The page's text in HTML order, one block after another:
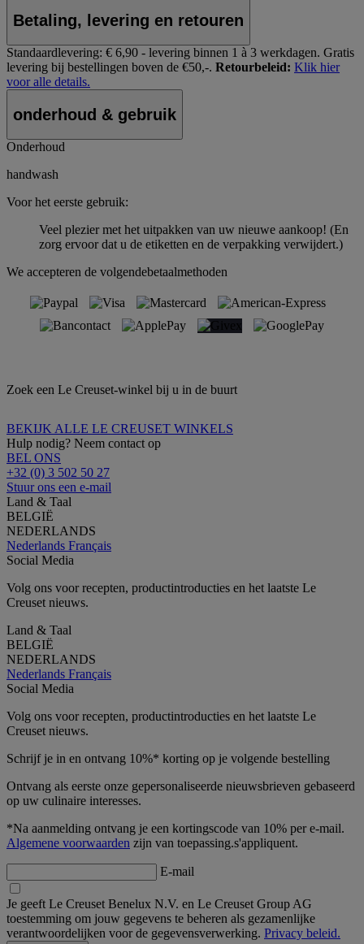
Betaling, levering en retouren
Standaardlevering: € 6,90 - levering binnen 1 à 3 werkdagen. Gratis
levering bij bestellingen boven de €50,-. Retourbeleid: Klik hier
voor alle details.
onderhoud & gebruik
Onderhoud
handwash
Voor het eerste gebruik:
Veel plezier met het uitpakken van uw nieuwe aankoop! (En
zorg ervoor dat u de etiketten en de verpakking verwijdert.)
We accepteren de volgendebetaalmethoden
Zoek een Le Creuset-winkel bij u in de buurt
BEKIJK ALLE LE CREUSET WINKELS
Hulp nodig? Neem contact op
BEL ONS
+32 (0) 3 502 50 27
Stuur ons een e-mail
Land & Taal
BELGIË
NEDERLANDS
Nederlands Français
Social Media
Volg ons voor recepten, productintroducties en het laatste Le
Creuset nieuws.
Land & Taal
BELGIË
NEDERLANDS
Nederlands Français
Social Media
Volg ons voor recepten, productintroducties en het laatste Le
Creuset nieuws.
Schrijf je in en ontvang 10%* korting op je volgende bestelling
Ontvang als eerste onze gepersonaliseerde nieuwsbrieven gebaseerd
op uw culinaire interesses.
*Na aanmelding ontvang je een kortingscode van 10% per e-mail.
Algemene voorwaarden zijn van toepassing.s'appliquent.
E-mail
Je geeft Le Creuset Benelux N.V. en Le Creuset Group AG
toestemming om jouw gegevens te beheren als gezamenlijke
verantwoordelijken voor de gegevensverwerking. Privacy beleid.